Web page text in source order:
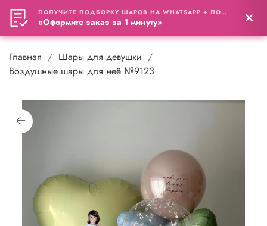
0
Главная
Шары для девушки
Воздушные шары для неё №9123
ПОЛУЧИТЕ ПОДБОРКУ ШАРОВ НА WHATSAPP + ПОДАРОК
«Оформите заказ за 1 минуту»